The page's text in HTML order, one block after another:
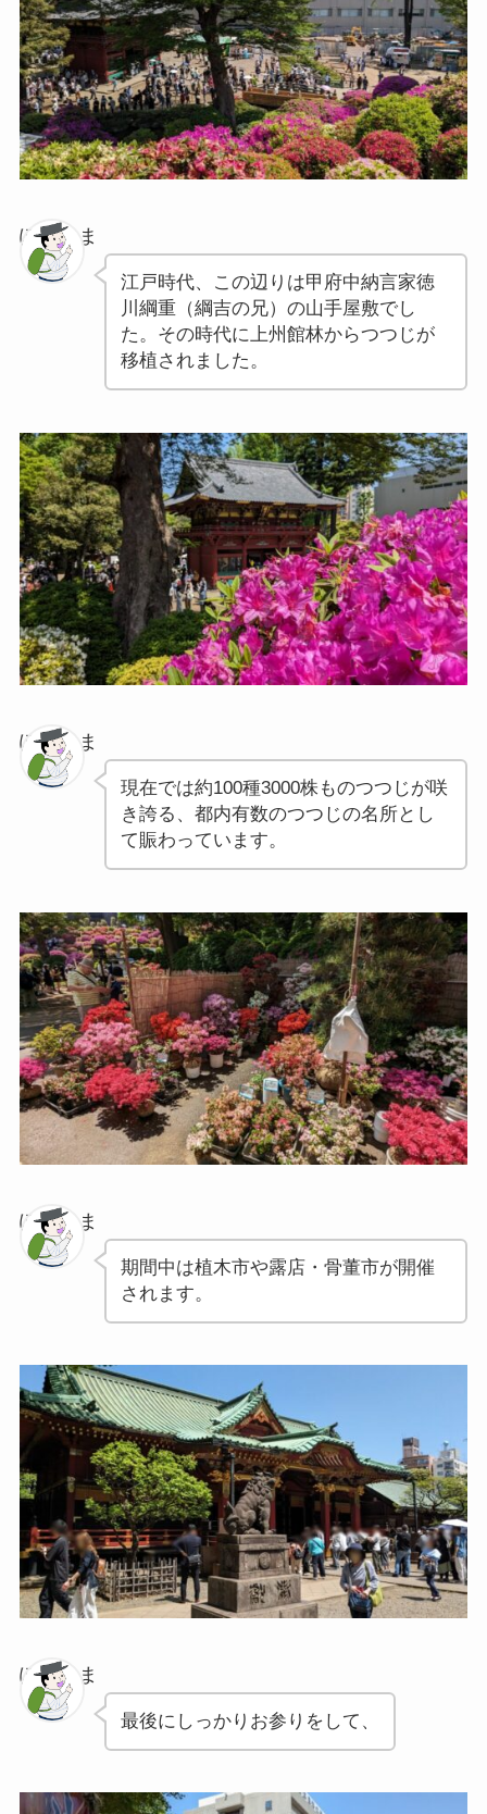
ぽちゃま
江戸時代、この辺りは甲府中納言家徳
川綱重（綱吉の兄）の山手屋敷でし
た。その時代に上州館林からつつじが
移植されました。
ぽちゃま
現在では約100種3000株ものつつじが咲
き誇る、都内有数のつつじの名所とし
て賑わっています。
ぽちゃま
期間中は植木市や露店・骨董市が開催
されます。
ぽちゃま
最後にしっかりお参りをして、